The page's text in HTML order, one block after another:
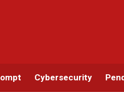
Cybersecurity